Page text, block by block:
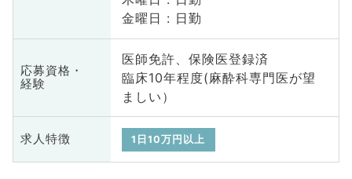
金曜日 : 日勤
応募資格・
経験
医師免許、保険医登録済
臨床10年程度(麻酔科専門医が望
ましい）
求人特徴 1日10万円以上